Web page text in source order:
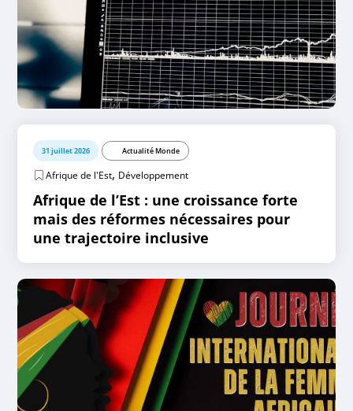
31 juillet 2026 Actualité Monde
Afrique de l'Est, Développement
Afrique de l’Est : une croissance forte
mais des réformes nécessaires pour
une trajectoire inclusive